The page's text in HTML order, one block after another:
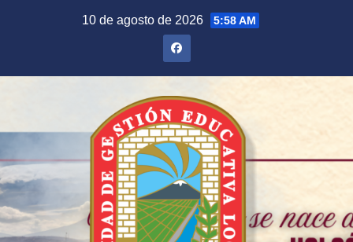
10 de agosto de 2026 5:58 AM